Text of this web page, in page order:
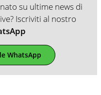
su ultime news di
Iscriviti al nostro
WhatsApp